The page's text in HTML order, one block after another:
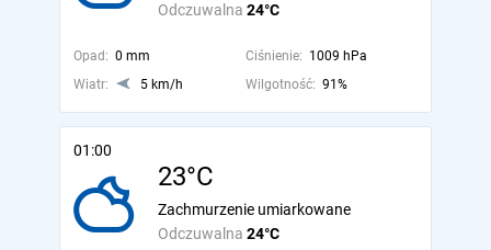
Odczuwalna 24°C
Opad: 0 mm Ciśnienie: 1009 hPa
Wiatr:
5 km/h Wilgotność: 91%
01:00
23°C
Odczuwalna 24°C
Zachmurzenie umiarkowane